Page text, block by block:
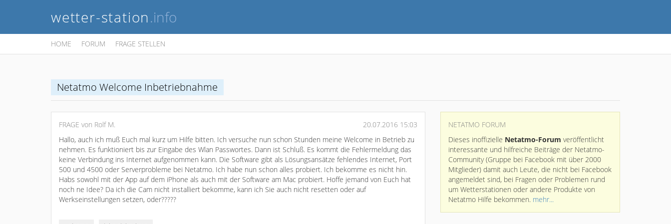
wetter-station.info
HOME FORUM FRAGE STELLEN
Netatmo Welcome Inbetriebnahme
FRAGE von Rolf M.
20.07.2016 15:03
Hallo, auch ich muß Euch mal kurz um Hilfe bitten. Ich versuche nun schon Stunden meine Welcome in Betrieb zu
nehmen. Es funktioniert bis zur Eingabe des Wlan Passwortes. Dann ist Schluß. Es kommt die Fehlermeldung das
keine Verbindung ins Internet aufgenommen kann. Die Software gibt als Lösungsansätze fehlendes Internet, Port
500 und 4500 oder Serverprobleme bei Netatmo. Ich habe nun schon alles probiert. Ich bekomme es nicht hin.
Habs sowohl mit der App auf dem iPhone als auch mit der Software am Mac probiert. Hoffe jemand von Euch hat
noch ne Idee? Da ich die Cam nicht installiert bekomme, kann ich Sie auch nicht resetten oder auf
Werkseinstellungen setzen, oder?????
NETATMO FORUM
Dieses inoffizielle Netatmo-Forum veröffentlicht
interessante und hilfreiche Beiträge der Netatmo-
Community (Gruppe bei Facebook mit über 2000
Mitglieder) damit auch Leute, die nicht bei Facebook
angemeldet sind, bei Fragen oder Problemen rund
um Wetterstationen oder andere Produkte von
Netatmo Hilfe bekommen. mehr...